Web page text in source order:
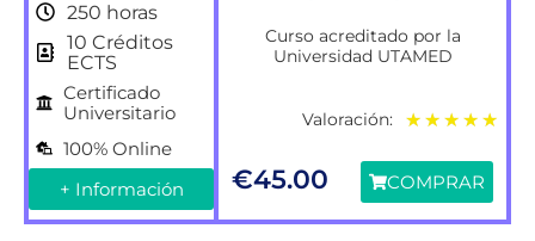
250 horas
10 Créditos
ECTS
Certificado
Universitario
100% Online
+ Información
Curso acreditado por la
Universidad UTAMED
Valoración: ★ ★ ★ ★ ★
€45.00 COMPRAR